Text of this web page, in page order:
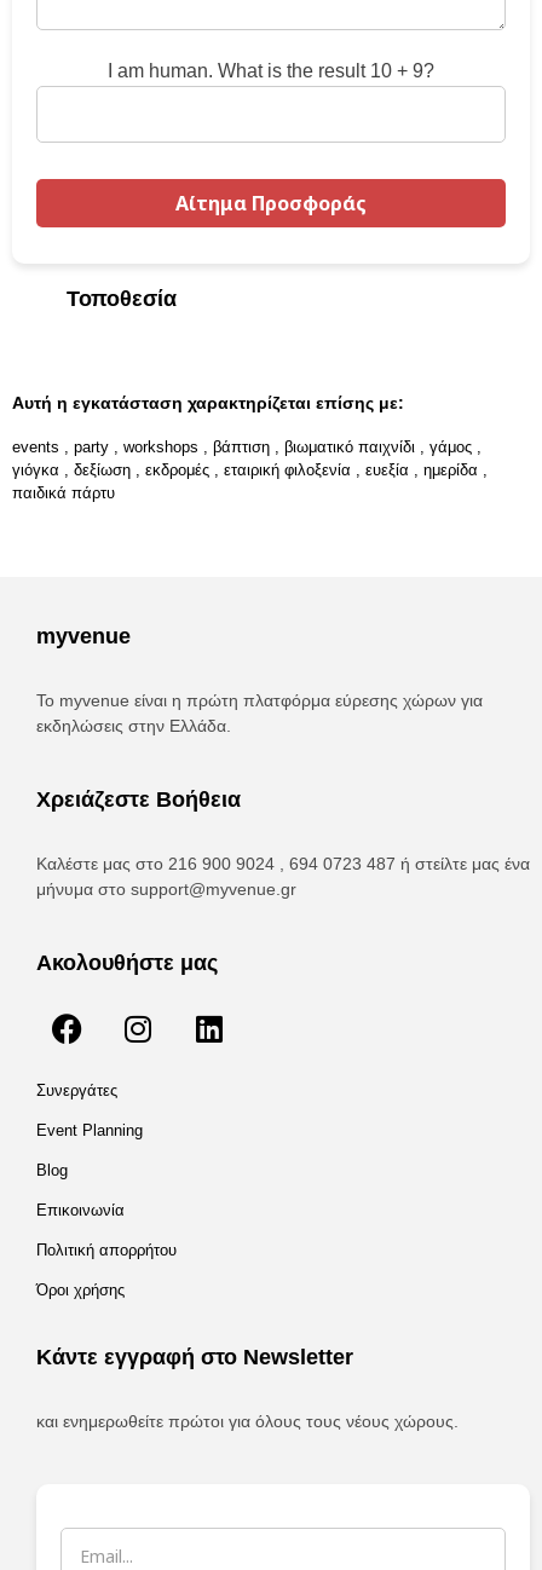
I am human. What is the result 10 + 9?
Τοποθεσία
Αυτή η εγκατάσταση χαρακτηρίζεται επίσης με:
events , party , workshops , βάπτιση , βιωματικό παιχνίδι , γάμος ,
γιόγκα , δεξίωση , εκδρομές , εταιρική φιλοξενία , ευεξία , ημερίδα ,
παιδικά πάρτυ
myvenue
Το myvenue είναι η πρώτη πλατφόρμα εύρεσης χώρων για
εκδηλώσεις στην Ελλάδα.
Χρειάζεστε Βοήθεια
Καλέστε μας στο 216 900 9024 , 694 0723 487 ή στείλτε μας ένα
μήνυμα στο support@myvenue.gr
Ακολουθήστε μας
Συνεργάτες
Event Planning
Blog
Επικοινωνία
Πολιτική απορρήτου
Όροι χρήσης
Κάντε εγγραφή στο Newsletter
και ενημερωθείτε πρώτοι για όλους τους νέους χώρους.